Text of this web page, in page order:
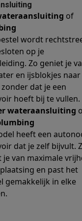
laptopsBuyBack
Stofzuigers met
ecocheques
Diepvriezers met
met
met ecocheques
of
wordt
op je
Zo geniet je
en ijsblokjes naar
dat je een
hoeft bij te vullen.
wateraansluiting
heeft een
dat je zelf bijvult.
je van maximale
en past het
gemakkelijk in elke